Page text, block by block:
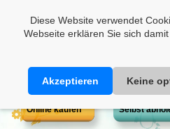
Diese Website verwendet
Webseite erklären Sie sich
Akzeptieren
Keine
Online kaufen Selbst